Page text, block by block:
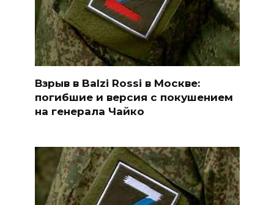
Взрыв в Balzi Rossi в Москве:
погибшие и версия с покушением
на генерала Чайко